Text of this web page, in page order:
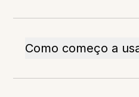
Como começo a